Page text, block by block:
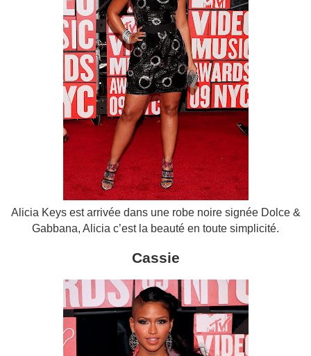
Alicia Keys est arrivée dans une robe noire signée Dolce &
Gabbana, Alicia c’est la beauté en toute simplicité.
Cassie